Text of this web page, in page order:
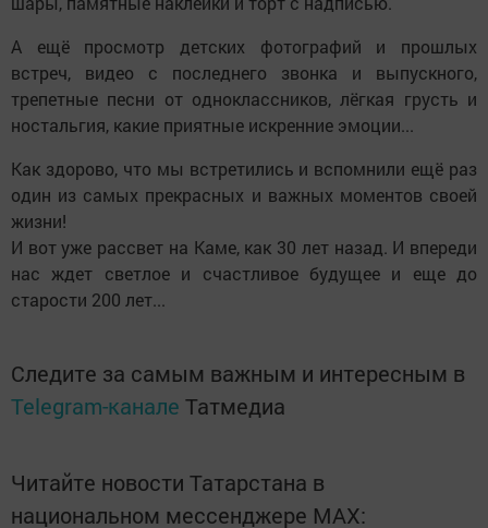
А ещё просмотр детских фотографий и прошлых
встреч, видео с последнего звонка и выпускного,
трепетные песни от одноклассников, лёгкая грусть и
ностальгия, какие приятные искренние эмоции...
Как здорово, что мы встретились и вспомнили ещё раз
один из самых прекрасных и важных моментов своей
жизни!
И вот уже рассвет на Каме, как 30 лет назад. И впереди
нас ждет светлое и счастливое будущее и еще до
старости 200 лет...
Следите за самым важным и интересным в
Telegram-канале Татмедиа
Читайте новости Татарстана в
национальном мессенджере MАХ: